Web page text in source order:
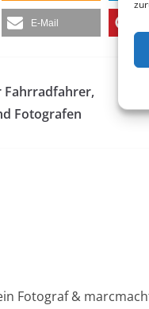
E-Mail
Fahrradfahrer,
Fotografen
Fotograf &